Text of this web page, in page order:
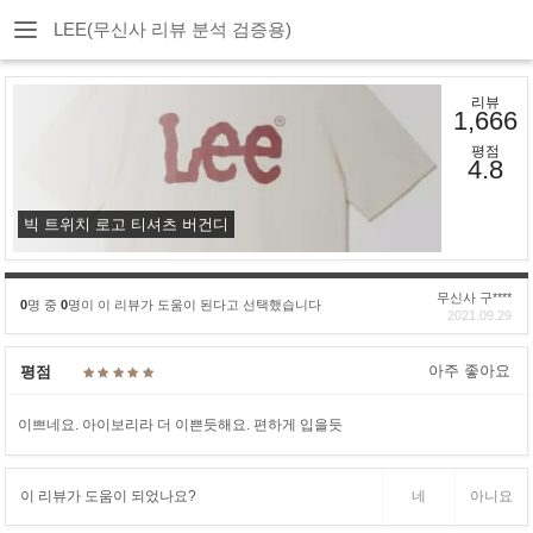
LEE(무신사 리뷰 분석 검증용)
빅 트위치 로고 티셔츠 버건디
리뷰
1,666
평점
4.8
0명 중 0명이 이 리뷰가 도움이 된다고 선택했습니다
무신사 구****
2021.09.29
평점 아주 좋아요
이쁘네요. 아이보리라 더 이쁜듯해요. 편하게 입을듯
이 리뷰가 도움이 되었나요? 네 아니요